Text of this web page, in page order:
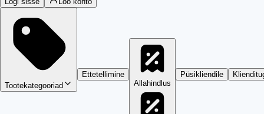
Tootekategooriad
Ettetellimine
Allahindlus
Püsikliendile